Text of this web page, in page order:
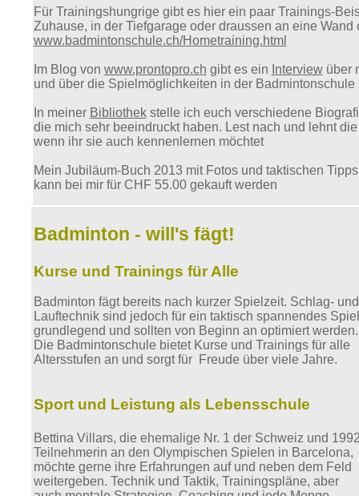
Für Trainingshungrige gibt es hier ein paar Trainings-
Zuhause, in der Tiefgarage oder draussen an eine
www.badmintonschule.ch/Hometraining.html
Im Blog von www.prontopro.ch gibt es ein Interviewüber
und über die Spielmöglichkeiten in der Badmintonschule
In meiner Bibliothekstelle ich euch verschiedene
die mich sehr beeindruckt haben. Lest nach und lehnt
wenn ihr sie auch kennenlernen möchtet
Mein Jubiläum-Buch 2013 mit Fotos und taktischen
kann bei mir für CHF
Badminton - will's fägt!
Kurse und Trainings für Alle
Badminton fägt bereits nach kurzer Spielzeit. Schlag- und
Lauftechnik sind jedoch für ein taktisch spannendes Spiel
grundlegend und sollten von Beginn an optimiert werden.
Die Badmintonschule bietet Kurse und Trainings für alle
Altersstufen an und sorgt für Freude über viele Jahre.
Sport und Leistung als Lebensschule
Bettina Villars, die ehemalige Nr. 1 der Schweiz und
Teilnehmerin an den Olympischen Spielen in Barcelona,
möchte gerne ihre Erfahrungen auf und neben dem Feld
weitergeben. Technik und Taktik, Trainingspläne, aber